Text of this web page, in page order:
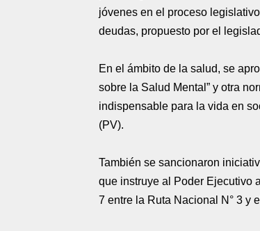
jóvenes en el proceso
deudas, propuesto por el
En el ámbito de la salud, se
sobre la Salud Mental” y otra
indispensable para la vida en
(PV).
También se sancionaron
que instruye al Poder Ejecutivo
7 entre la Ruta Nacional N° 3 y